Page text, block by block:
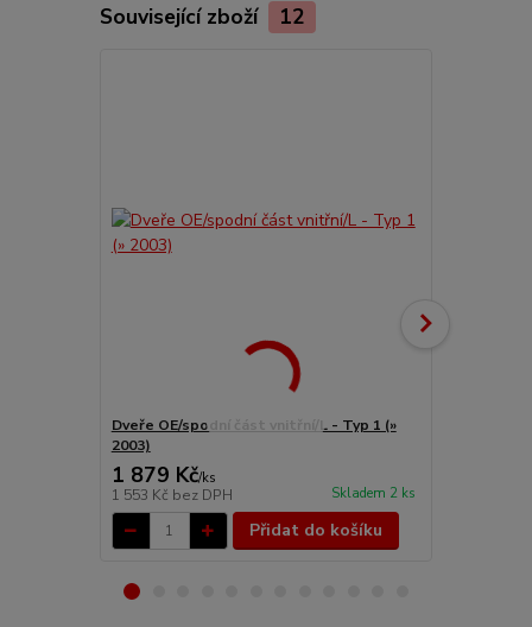
Související zboží 12
Dveře OE/spodní část vnitřní/L - Typ 1 (»
2003)
1 879 Kč/ks
1 553 Kč bez DPH Skladem 2 ks
Přidat do košíku